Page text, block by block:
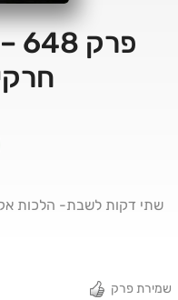
שתי דקות לשבת- הלכות
שמירת פרק